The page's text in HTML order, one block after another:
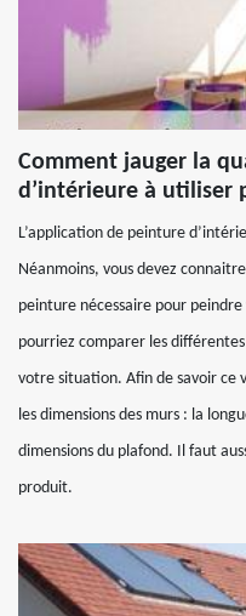
Comment jauger la
d’intérieure à utiliser
L’application de peinture
Néanmoins, vous devez
peinture nécessaire pour peindre
pourriez comparer les
votre situation. Afin de savoir ce
les dimensions des murs : la
dimensions du plafond. Il faut
produit.